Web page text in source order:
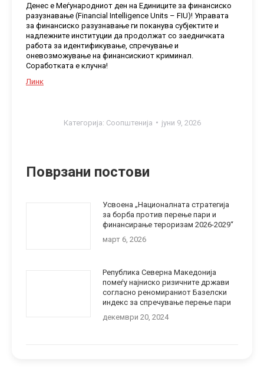
Денес е Меѓународниот ден на Единиците за финансиско
разузнавање (Financial Intelligence Units – FIU)! Управата
за финансиско разузнавање ги поканува субјектите и
надлежните институции да продолжат со заедничката
работа за идентификување, спречување и
оневозможување на финансискиот криминал.
Соработката е клучна!
Линк
Категорија: Соопштенија јуни 9, 2026
Поврзани постови
Усвоена „Националната стратегија
за борба против перење пари и
финансирање тероризам 2026-2029“
март 6, 2026
Република Северна Македонија
помеѓу најниско ризичните држави
согласно реномираниот Базелски
индекс за спречување перење пари
декември 20, 2024